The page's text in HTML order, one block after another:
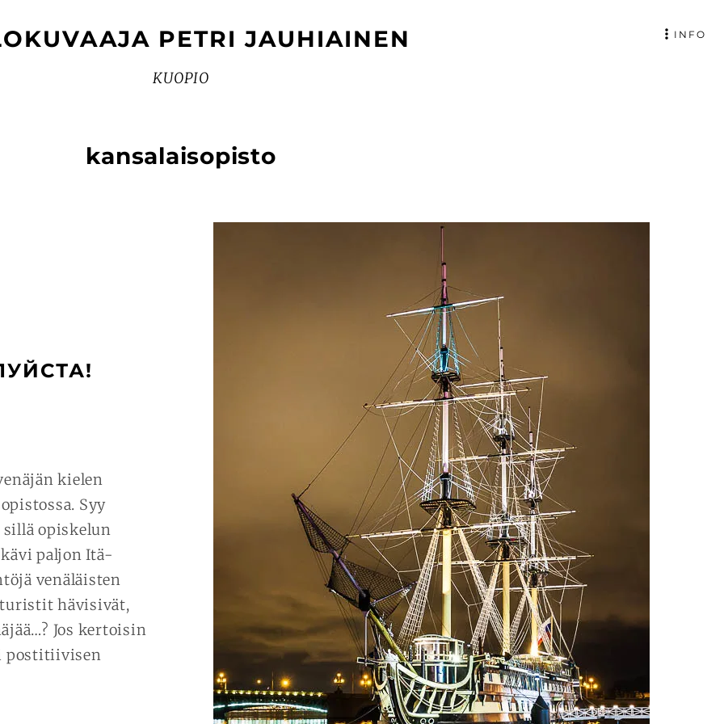
PETRI JAUHIAINEN
KUOPIO
INFO
kansalaisopisto
kielen
Syy
opiskelun
paljon Itä-
venäläisten
hävisivät,
Jos kertoisin
postitiivisen